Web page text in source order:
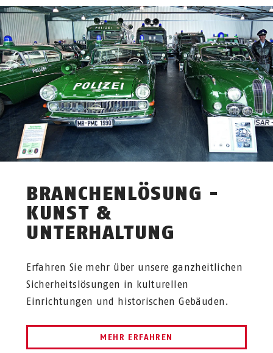
BRANCHENLÖSUNG -
KUNST &
UNTERHALTUNG
Erfahren Sie mehr über unsere ganzheitlichen
Sicherheitslösungen in kulturellen
Einrichtungen und historischen Gebäuden.
MEHR ERFAHREN